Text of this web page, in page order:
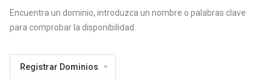
Encuentra un dominio, introduzca un nombre o palabras clave
para comprobar la disponibilidad.
Registrar Dominios